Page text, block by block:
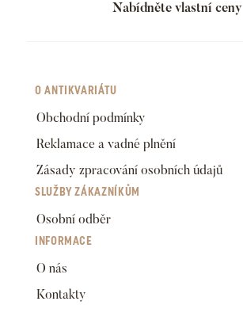
Nabídněte vlastní ceny
O ANTIKVARIÁTU
Obchodní podmínky
Reklamace a vadné plnění
Zásady zpracování osobních údajů
SLUŽBY ZÁKAZNÍKŮM
Osobní odběr
INFORMACE
O nás
Kontakty